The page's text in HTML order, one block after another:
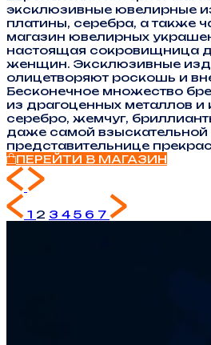
эксклюзивные ювелирные
платины, серебра, а также
магазин ювелирных
настоящая сокровищница
женщин. Эксклюзивные
олицетворяют роскошь и
Бесконечное множество
из драгоценных металлов и
серебро, жемчуг,
даже самой взыскательной
представительнице
ПЕРЕЙТИ В МАГАЗИН
1 2 3 4 5 6 7